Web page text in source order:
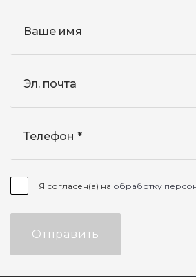
Ваше имя
Эл. почта
Телефон
Я согласен(а) на обработку
Отправить